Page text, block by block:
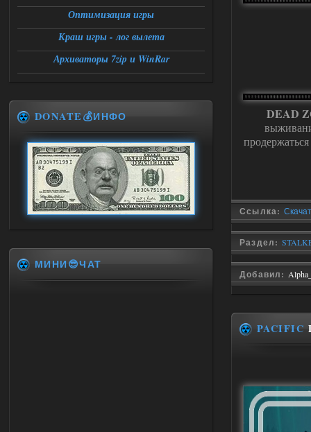
DEAD
Ссылка:
Раздел:
Добавил:
PACIFIC
Оптимизация игры
Краш игры - лог вылета
Архиваторы 7zip и WinRar
DONATE💰ИНФО
МИНИ😎ЧАТ